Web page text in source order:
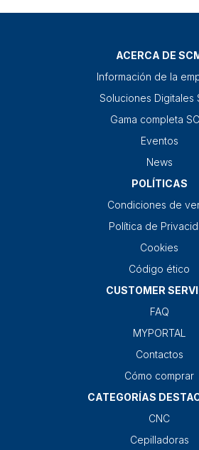
ACERCA DE
Información de la
Soluciones Digitales
Gama completa
Eventos
News
POLÍTICAS
Condiciones de
Política de
Cookies
Código ético
CUSTOMER
FAQ
MYPORTAL
Contactos
Cómo comprar
CATEGORÍAS
CNC
Cepilladoras